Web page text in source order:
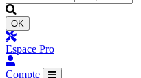
OK
Espace Pro
Compte